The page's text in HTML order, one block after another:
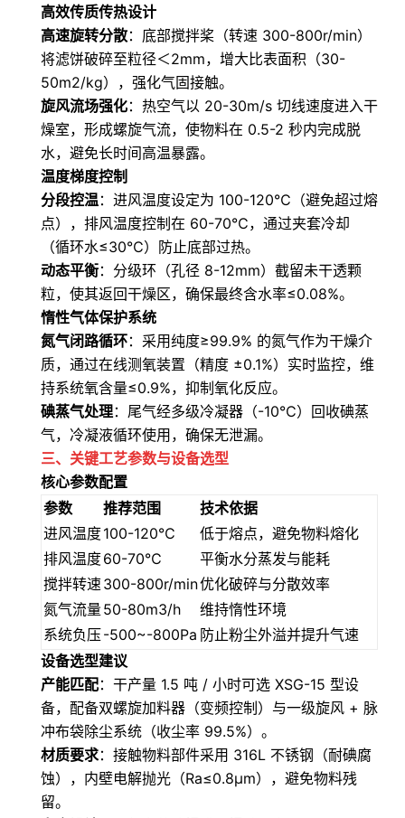
高效传质传热设计
高速旋转分散：底部搅拌桨（转速 300-800r/min）
将滤饼破碎至粒径＜2mm，增大比表面积（30-
50m2/kg），强化气固接触。
旋风流场强化：热空气以 20-30m/s 切线速度进入干
燥室，形成螺旋气流，使物料在 0.5-2 秒内完成脱
水，避免长时间高温暴露。
温度梯度控制
分段控温：进风温度设定为 100-120℃（避免超过熔
点），排风温度控制在 60-70℃，通过夹套冷却
（循环水≤30℃）防止底部过热。
动态平衡：分级环（孔径 8-12mm）截留未干透颗
粒，使其返回干燥区，确保最终含水率≤0.08%。
惰性气体保护系统
氮气闭路循环：采用纯度≥99.9% 的氮气作为干燥介
质，通过在线测氧装置（精度 ±0.1%）实时监控，维
持系统氧含量≤0.9%，抑制氧化反应。
碘蒸气处理：尾气经多级冷凝器（-10℃）回收碘蒸
气，冷凝液循环使用，确保无泄漏。
三、关键工艺参数与设备选型
核心参数配置
参数
推荐范围
技术依据
进风温度100-120℃
低于熔点，避免物料熔化
排风温度60-70℃
平衡水分蒸发与能耗
搅拌转速300-800r/min优化破碎与分散效率
氮气流量50-80m3/h
维持惰性环境
系统负压-500~-800Pa 防止粉尘外溢并提升气速
设备选型建议
产能匹配：干产量 1.5 吨 / 小时可选 XSG-15 型设
备，配备双螺旋加料器（变频控制）与一级旋风 + 脉
冲布袋除尘系统（收尘率 99.5%）。
材质要求：接触物料部件采用 316L 不锈钢（耐碘腐
蚀），内壁电解抛光（Ra≤0.8μm），避免物料残
留。